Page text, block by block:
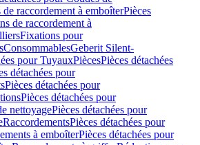
raccordement à emboîterPièces
de raccordement à
Fixations pour
ConsommablesGeberit Silent-
pour TuyauxPiècesPièces détachées
détachées pour
Pièces détachées pour
Pièces détachées pour
nettoyagePièces détachées pour
RaccordementsPièces détachées pour
à emboîterPièces détachées pour